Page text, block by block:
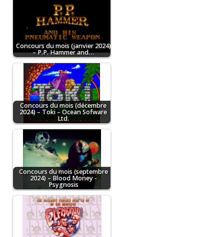
Concours du mois (janvier 2024)
– P.P. Hammer and…
Concours du mois (décembre
2024) – Toki – Ocean Sofware
Ltd.
Concours du mois (septembre
2024) – Blood Money -
Psygnosis